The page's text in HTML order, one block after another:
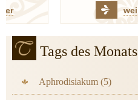
Tags des Monats
Aphrodisiakum (5)